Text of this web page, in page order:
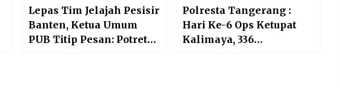
Lepas Tim Jelajah Pesisir
Banten, Ketua Umum
PUB Titip Pesan: Potret
Polresta Tangerang :
Hari Ke-6 Ops Ketupat
Kalimaya, 336